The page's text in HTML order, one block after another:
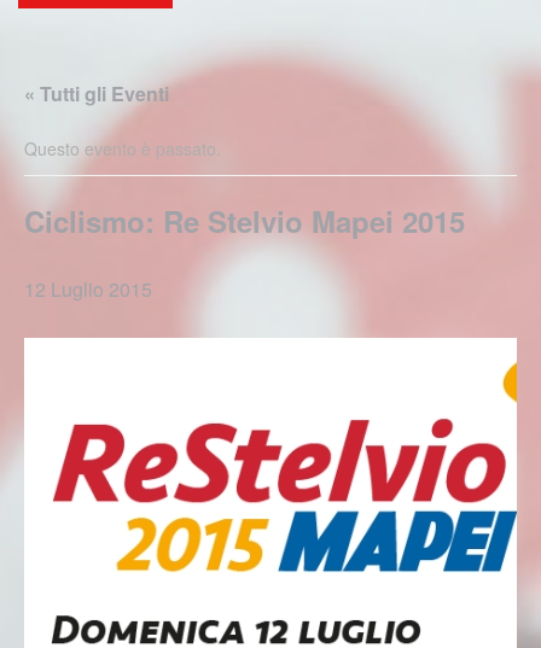
« Tutti gli Eventi
Questo evento è passato.
Ciclismo: Re Stelvio Mapei 2015
12 Luglio 2015